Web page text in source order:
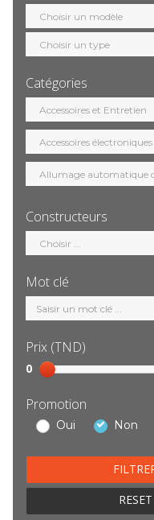
Sélection
modèle
Sélection
motorisation
Catégories
Sélection
catégorie
Constructeurs
Sélection
constructeur
Mot clé
Mot
clé
Prix (TND)
Sélection
prix
0
Promotion
Oui Non
RESET